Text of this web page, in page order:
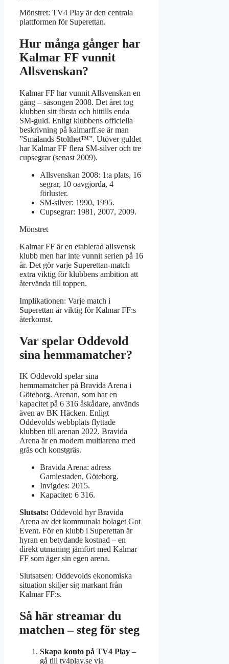
Mönstret: TV4 Play är den centrala
plattformen för Superettan.
Hur många gånger har
Kalmar FF vunnit
Allsvenskan?
Kalmar FF har vunnit Allsvenskan en
gång – säsongen 2008. Det året tog
klubben sitt första och hittills enda
SM-guld. Enligt klubbens officiella
beskrivning på kalmarff.se är man
”Smålands Stolthet™”. Utöver guldet
har Kalmar FF flera SM-silver och tre
cupsegrar (senast 2009).
Allsvenskan 2008: 1:a plats, 16
segrar, 10 oavgjorda, 4
förluster.
SM-silver: 1990, 1995.
Cupsegrar: 1981, 2007, 2009.
Mönstret
Kalmar FF är en etablerad allsvensk
klubb men har inte vunnit serien på 16
år. Det gör varje Superettan-match
extra viktig för klubbens ambition att
återvända till toppen.
Implikationen: Varje match i
Superettan är viktig för Kalmar FF:s
återkomst.
Var spelar Oddevold
sina hemmamatcher?
IK Oddevold spelar sina
hemmamatcher på Bravida Arena i
Göteborg. Arenan, som har en
kapacitet på 6 316 åskådare, används
även av BK Häcken. Enligt
Oddevolds webbplats flyttade
klubben till arenan 2022. Bravida
Arena är en modern multiarena med
gräs och konstgräs.
Bravida Arena: adress
Gamlestaden, Göteborg.
Invigdes: 2015.
Kapacitet: 6 316.
Slutsats: Oddevold hyr Bravida
Arena av det kommunala bolaget Got
Event. För en klubb i Superettan är
hyran en betydande kostnad – en
direkt utmaning jämfört med Kalmar
FF som äger sin egen arena.
Slutsatsen: Oddevolds ekonomiska
situation skiljer sig markant från
Kalmar FF:s.
Så här streamar du
matchen – steg för steg
Skapa konto på TV4 Play –
gå till tv4play.se via